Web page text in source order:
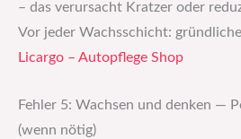
– das verursacht Kratzer oder
Vor jeder Wachsschicht:
Licargo – Autopflege Shop
Fehler 5: Wachsen und denken —
(wenn nötig)